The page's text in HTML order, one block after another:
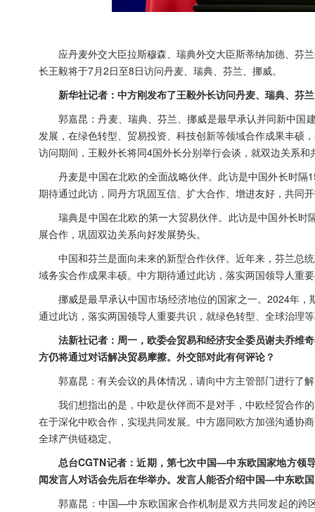
应丹麦外交大臣拉斯穆森、瑞典外交大臣斯蒂纳加德、芬
长王毅将于7月2日至8日访问丹麦、瑞典、芬兰、挪威。
新华社记者：中方刚发布了王毅外长访问丹麦、瑞典、芬
郭嘉昆：丹麦、瑞典、芬兰、挪威是最早承认并同新中国
发展，在绿色转型、贸易投资、科技创新等领域合作成果丰硕
访问期间，王毅外长将同4国外长分别举行会谈，就双边关系
丹麦是中国在北欧的全面战略伙伴。此访是中国外长时
期待通过此访，同丹方巩固互信、扩大合作、增进友好，共同
瑞典是中国在北欧的第一大贸易伙伴。此访是中国外长
展合作，巩固双边关系向好发展势头。
中国和芬兰是面向未来的新型合作伙伴。近年来，芬兰总
域务实合作成果丰硕。中方期待通过此访，落实两国领导人重
挪威是最早承认中国市场经济地位的国家之一。2024年
通过此访，落实两国领导人重要共识，就绿色转型、全球治理
法新社记者：周一，欧委会贸易和经济安全委员谢夫乔维
方仍将通过对话解决贸易摩擦。外交部对此有何评论？
郭嘉昆：有关会议的具体情况，请向中方主管部门进行了
我们想指出的是，中欧是伙伴而不是对手，中欧经贸合作
在于深化中欧合作，实现共同发展。中方愿同欧方加强沟通协
全球产供链稳定。
总台CGTN记者：近期，第七次中国—中东欧国家地方领
闻发言人对话会先后在华举办。发言人能否介绍中国—中东欧
郭嘉昆：中国—中东欧国家合作机制是双方共同发起的跨